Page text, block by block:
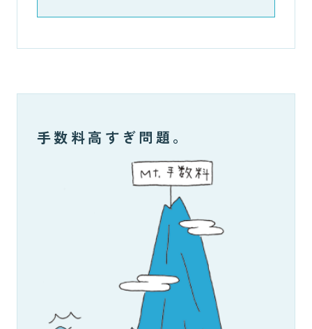
02
手数料高すぎ問題。